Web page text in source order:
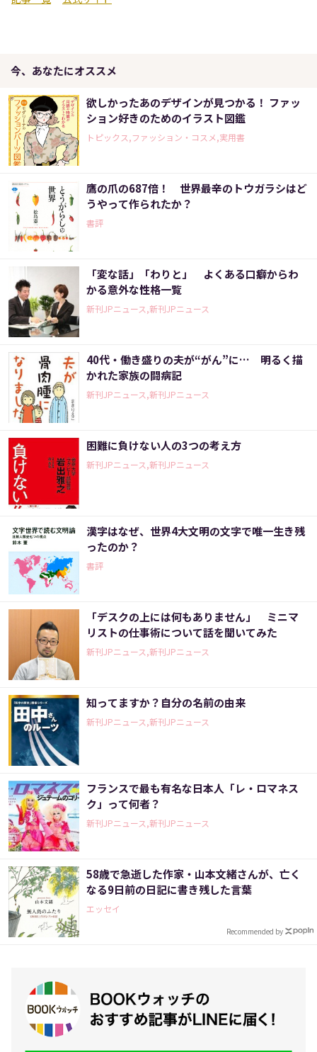
今、あなたにオススメ
欲しかったあのデザインが見つかる！ ファッ
ション好きのためのイラスト図鑑
トピックス,ファッション・コスメ,実用書
鷹の爪の687倍！ 世界最辛のトウガラシはど
うやって作られたか？
書評
「変な話」「わりと」 よくある口癖からわ
かる意外な性格一覧
新刊JPニュース,新刊JPニュース
40代・働き盛りの夫が“がん”に… 明るく描
かれた家族の闘病記
新刊JPニュース,新刊JPニュース
困難に負けない人の3つの考え方
新刊JPニュース,新刊JPニュース
漢字はなぜ、世界4大文明の文字で唯一生き残
ったのか？
書評
「デスクの上には何もありません」 ミニマ
リストの仕事術について話を聞いてみた
新刊JPニュース,新刊JPニュース
知ってますか？自分の名前の由来
新刊JPニュース,新刊JPニュース
フランスで最も有名な日本人「レ・ロマネス
ク」って何者？
新刊JPニュース,新刊JPニュース
58歳で急逝した作家・山本文緒さんが、亡く
なる9日前の日記に書き残した言葉
エッセイ
Recommended by